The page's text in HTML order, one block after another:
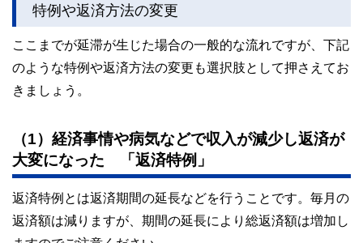
特例や返済方法の変更
ここまでが延滞が生じた場合の一般的な流れですが、下記
のような特例や返済方法の変更も選択肢として押さえてお
きましょう。
（1）経済事情や病気などで収入が減少し返済が
大変になった 「返済特例」
返済特例とは返済期間の延長などを行うことです。毎月の
返済額は減りますが、期間の延長により総返済額は増加し